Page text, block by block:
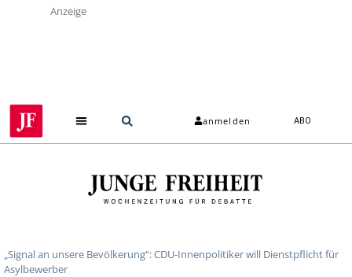
Anzeige
anmelden ABO
„Signal an unsere Bevölkerung“: CDU-Innenpolitiker will Dienstpflicht für
Asylbewerber